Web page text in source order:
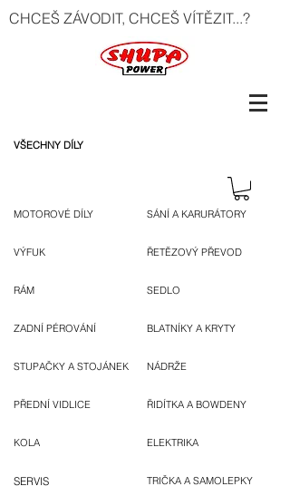
CHCEŠ ZÁVODIT, CHCEŠ VÍTĚZIT...?
VŠECHNY DÍLY
MOTOROVÉ DÍLY
VÝFUK
RÁM
ZADNÍ PÉROVÁNÍ
STUPAČKY A STOJÁNEK
PŘEDNÍ VIDLICE
KOLA
SERVIS
SÁNÍ A KARURÁTORY
ŘETĚZOVÝ PŘEVOD
SEDLO
BLATNÍKY A KRYTY
NÁDRŽE
ŘIDÍTKA A BOWDENY
ELEKTRIKA
TRIČKA A SAMOLEPKY